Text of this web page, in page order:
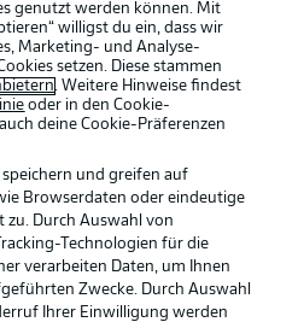
Voreinstellungen verwalten
genutzt werden können. Mit
willigst du ein, dass wir
Marketing- und Analyse-
setzen. Diese stammen
. Weitere Hinweise findest
oder in den Cookie-
deine Cookie-Präferenzen
und greifen auf
Browserdaten oder eindeutige
zu. Durch Auswahl von
Technologien für die
verarbeiten Daten, um Ihnen
Zwecke. Durch Auswahl
Ihrer Einwilligung werden